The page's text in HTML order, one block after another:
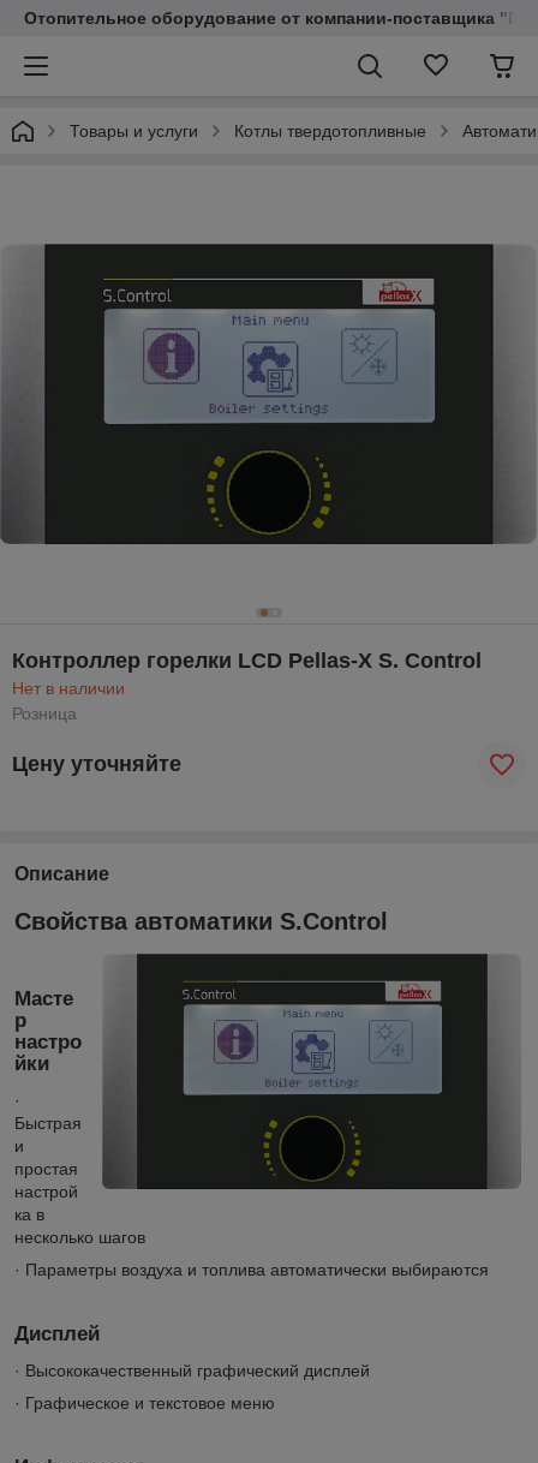
Отопительное оборудование от компании-поставщика
Товары и услуги Котлы твердотопливные
Контроллер горелки LCD Pellas-X S. Control
Нет в наличии
Розница
Цену уточняйте
Описание
Свойства автоматики S.Control
Масте
р
настро
йки
·
Быстрая
и
простая
настрой
ка в
несколько шагов
· Параметры воздуха и топлива автоматически выбираются
Дисплей
· Высококачественный графический дисплей
· Графическое и текстовое меню